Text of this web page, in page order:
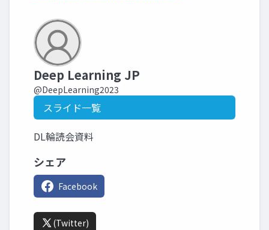
Deep Learning JP
@DeepLearning2023
スライド一覧
DL輪読会資料
シェア
Facebook
(Twitter)